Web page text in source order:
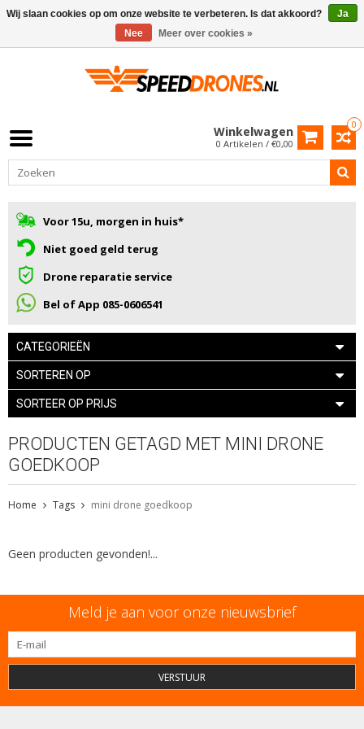
0
Winkelwagen
0 Artikelen / €0,00
Voor 15u, morgen in huis*
Niet goed geld terug
Drone reparatie service
Bel of App 085-0606541
CATEGORIEËN
SORTEREN OP
SORTEER OP PRIJS
PRODUCTEN GETAGD MET MINI DRONE
GOEDKOOP
Home Tags mini drone goedkoop
Geen producten gevonden!...
Meld je aan voor onze nieuwsbrief
VERSTUUR
Wij slaan cookies op om onze website te verbeteren. Is dat akkoord?
Ja
Nee
Meer over cookies »